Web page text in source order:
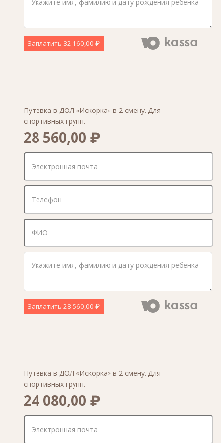
Заплатить 32 160,00 ₽
Путевка в ДОЛ «Искорка» в 2 смену. Для
спортивных групп.
28 560,00 ₽
Заплатить 28 560,00 ₽
Путевка в ДОЛ «Искорка» в 2 смену. Для
спортивных групп.
24 080,00 ₽